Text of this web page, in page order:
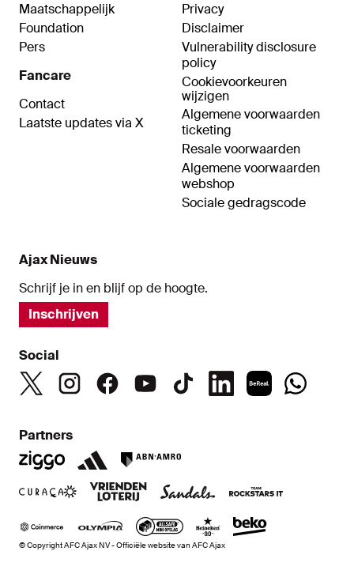
Maatschappelijk
Foundation
Pers
Fancare
Contact
Laatste updates via X
Privacy
Disclaimer
Vulnerability disclosure
policy
Cookievoorkeuren
wijzigen
Algemene voorwaarden
ticketing
Resale voorwaarden
Algemene voorwaarden
webshop
Sociale gedragscode
Ajax Nieuws
Schrijf je in en blijf op de hoogte.
Inschrijven
Social
Partners
© Copyright AFC Ajax NV - Officiële website van AFC Ajax